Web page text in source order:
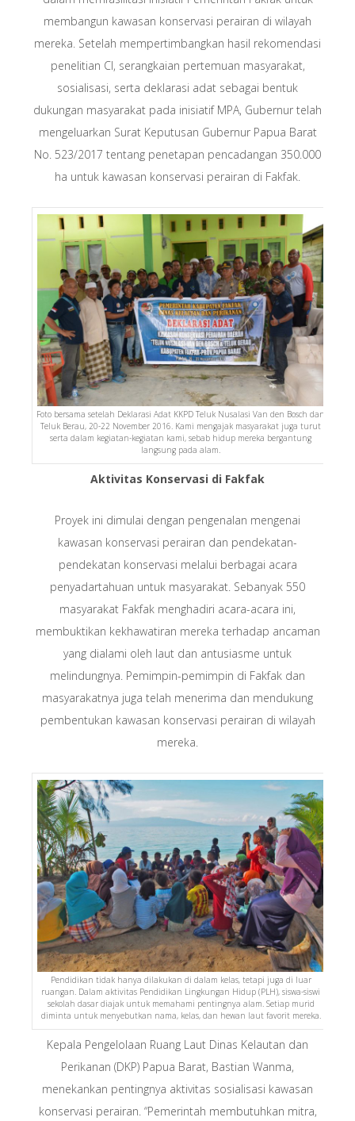
membangun kawasan konservasi perairan di wilayah
mereka. Setelah mempertimbangkan hasil rekomendasi
penelitian CI, serangkaian pertemuan masyarakat,
sosialisasi, serta deklarasi adat sebagai bentuk
dukungan masyarakat pada inisiatif MPA, Gubernur telah
mengeluarkan Surat Keputusan Gubernur Papua Barat
No. 523/2017 tentang penetapan pencadangan 350.000
ha untuk kawasan konservasi perairan di Fakfak.
Foto bersama setelah Deklarasi Adat KKPD Teluk Nusalasi Van den Bosch dan
Teluk Berau, 20-22 November 2016. Kami mengajak masyarakat juga turut
serta dalam kegiatan-kegiatan kami, sebab hidup mereka bergantung
langsung pada alam.
Aktivitas Konservasi di Fakfak
Proyek ini dimulai dengan pengenalan mengenai
kawasan konservasi perairan dan pendekatan-
pendekatan konservasi melalui berbagai acara
penyadartahuan untuk masyarakat. Sebanyak 550
masyarakat Fakfak menghadiri acara-acara ini,
membuktikan kekhawatiran mereka terhadap ancaman
yang dialami oleh laut dan antusiasme untuk
melindungnya. Pemimpin-pemimpin di Fakfak dan
masyarakatnya juga telah menerima dan mendukung
pembentukan kawasan konservasi perairan di wilayah
mereka.
Pendidikan tidak hanya dilakukan di dalam kelas, tetapi juga di luar
ruangan. Dalam aktivitas Pendidikan Lingkungan Hidup (PLH), siswa-siswi
sekolah dasar diajak untuk memahami pentingnya alam. Setiap murid
diminta untuk menyebutkan nama, kelas, dan hewan laut favorit mereka.
Kepala Pengelolaan Ruang Laut Dinas Kelautan dan
Perikanan (DKP) Papua Barat, Bastian Wanma,
menekankan pentingnya aktivitas sosialisasi kawasan
konservasi perairan. “Pemerintah membutuhkan mitra,